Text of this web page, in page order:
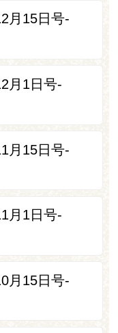
月15日号-
月1日号-
月15日号-
月1日号-
月15日号-